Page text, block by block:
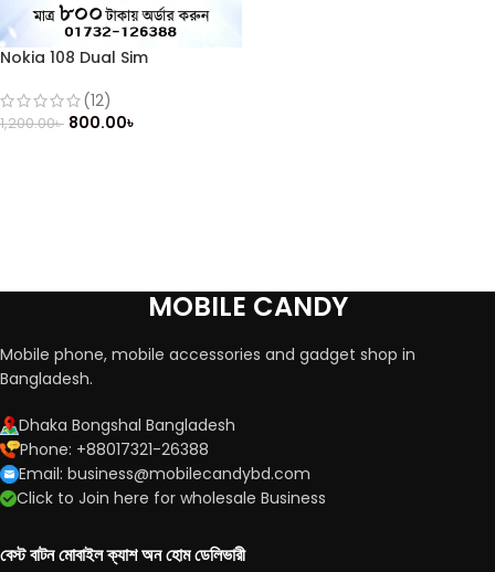
Nokia 108 Dual Sim
(12)
1,200.00৳ 800.00৳
MOBILE CANDY
Mobile phone, mobile accessories and gadget shop in
Bangladesh.
Dhaka Bongshal Bangladesh
Phone: +88017321-26388
Email: business@mobilecandybd.com
Click to Join here for wholesale Business
বেস্ট বাটন মোবাইল ক্যাশ অন হোম ডেলিভারী